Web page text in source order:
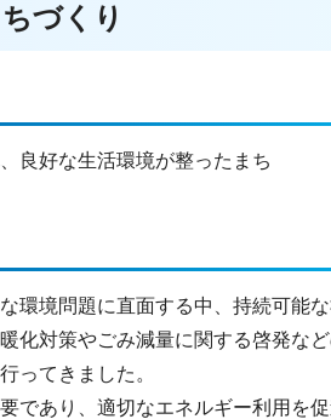
づくり
良好な生活環境が整ったまち
環境問題に直面する中、持続可能
化対策やごみ減量に関する啓発な
ってきました。
であり、適切なエネルギー利用を促